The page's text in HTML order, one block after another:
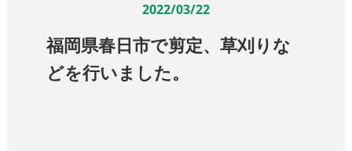
2022/03/22
福岡県春日市で剪定、草刈りな
どを行いました。